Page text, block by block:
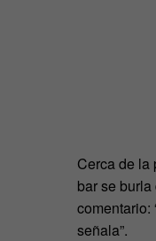
Cerca de la
bar se
comentario:
señala”.